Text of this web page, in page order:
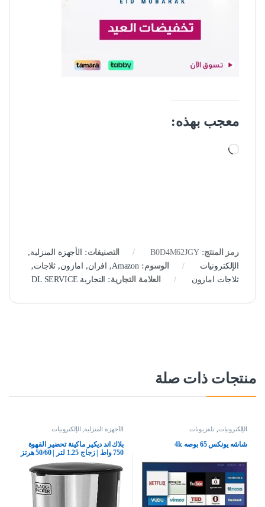
معجب بهذه:
جاري التحميل…
رمز المنتج:B0D4M62JGY التصنيفات: الأجهزة المنزلية,
الإلكترونيات
الوسوم: Amazon
, افران, امازون, ثلاجات,
ثلاجات امازون
العلامة التجارية: التجارية DL SERVICE
منتجات ذات صلة
الإلكترونيات,تلفزيونات
شاشه يونكس 65 بوصه 4k
الأجهزة المنزلية, الإلكترونيات
بلاك اند ديكير ماكينة تحضير القهوة
750 واط | زجاج 1.25 لتر | 50/60 هرتز
| مثالية لـ 10 اكواب | للقهوة بالتنقيط
والقهوة السوداء والاسبريسو | اسود +
فضي | DCM750S-B5 | ضمان لمدة
عامين